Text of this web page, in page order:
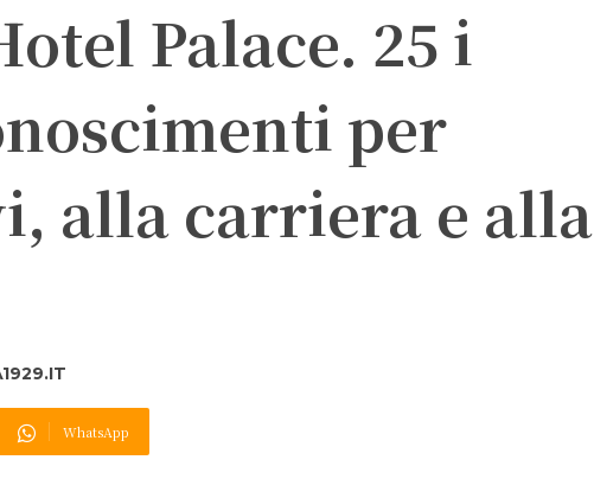
Palace. 25 i
per
alla carriera e alla
WhatsApp